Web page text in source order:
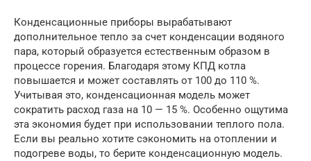
Конденсационные приборы вырабатывают
дополнительное тепло за счет конденсации водяного
пара, который образуется естественным образом в
процессе горения. Благодаря этому КПД котла
повышается и может составлять от 100 до 110 %.
Учитывая это, конденсационная модель может
сократить расход газа на 10 — 15 %. Особенно ощутима
эта экономия будет при использовании теплого пола.
Если вы реально хотите сэкономить на отоплении и
подогреве воды, то берите конденсационную модель.